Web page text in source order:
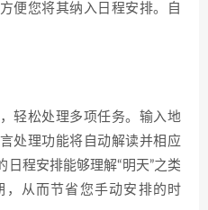
便您将其纳入日程安排。自
轻松处理多项任务。输入地
处理功能将自动解读并相应
程安排能够理解“明天”之类
，从而节省您手动安排的时